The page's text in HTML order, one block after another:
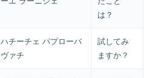
は？
ハチーチェ パプローバ
ヴァチ
試してみ
ますか？